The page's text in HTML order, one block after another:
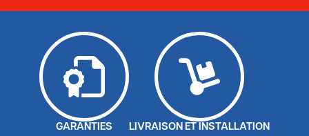
GARANTIES LIVRAISON ET INSTALLATION